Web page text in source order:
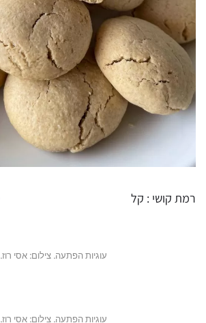
רמת קושי : קל
עוגיות הפתעה. צילום: אסי רוז.
עוגיות הפתעה. צילום: אסי רוז.